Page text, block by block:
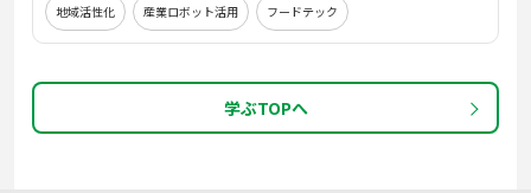
地域活性化 産業ロボット活用 フードテック
学ぶTOPへ